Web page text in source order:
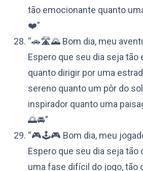
tão emocionante quanto
❤️”
“🚗🛣️🌄 Bom dia, meu
Espero que seu dia seja tão
quanto dirigir por uma
sereno quanto um pôr do
inspirador quanto uma
🌅🚘”
“🎮🕹️🎮 Bom dia, meu
Espero que seu dia seja tão
uma fase difícil do jogo, tão